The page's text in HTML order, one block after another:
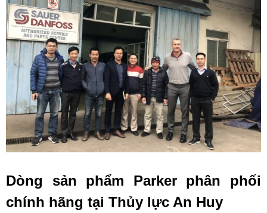
Dòng sản phẩm Parker phân phối
chính hãng tại Thủy lực An Huy